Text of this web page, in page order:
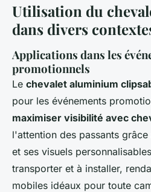
Utilisation du
dans divers
Applications dans les
promotionnels
Le chevalet aluminium
pour les événements
maximiser visibilité avec
l'attention des passants
et ses visuels
transporter et à installer,
mobiles idéaux pour toute